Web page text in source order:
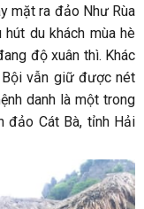
mặt ra đảo Như Rùa
du khách mùa hè
độ xuân thì. Khác
vẫn giữ được nét
danh là một trong
đảo Cát Bà, tỉnh Hải